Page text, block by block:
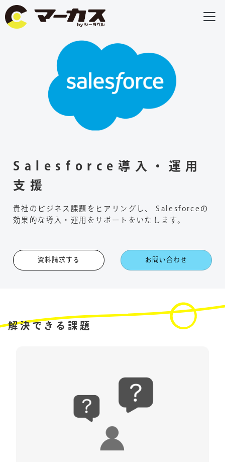
Salesforce導入・運用
支援
貴社のビジネス課題をヒアリングし、
Salesforceの
効果的な導入・運用をサポートをいたします。
資料請求する お問い合わせ
解決できる課題